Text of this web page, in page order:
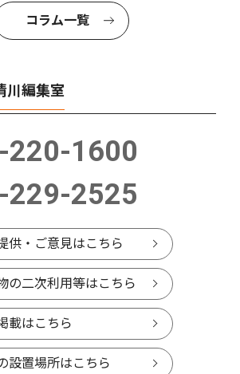
コラム一覧
川編集室
220-1600
229-2525
供・ご意見はこちら
の二次利用等はこちら
載はこちら
設置場所はこちら